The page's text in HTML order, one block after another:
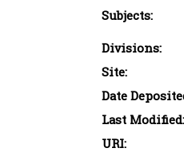
Subjects:
Divisions:
Site:
Date
Last Modified:
URI: